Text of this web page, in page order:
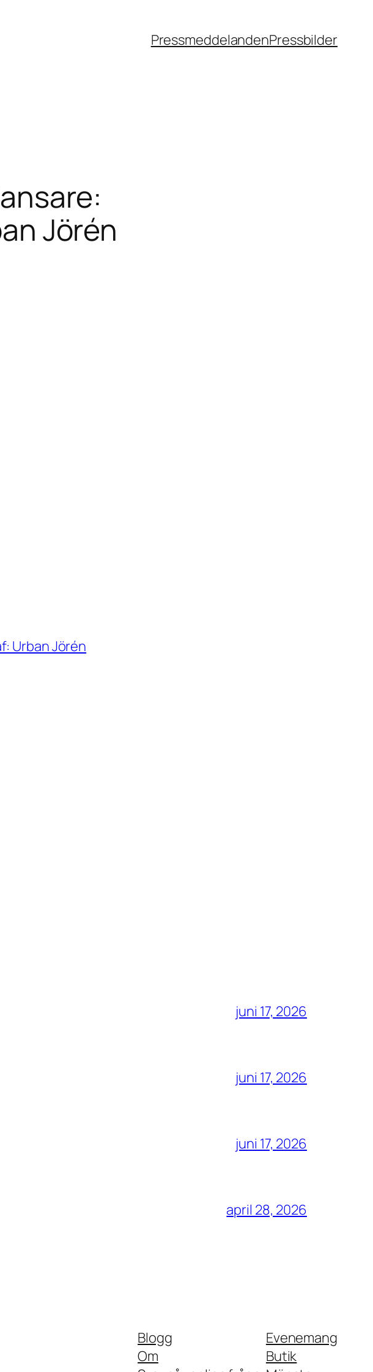
PressmeddelandenPressbilder
Jörén
Urban Jörén
juni 17, 2026
juni 17, 2026
juni 17, 2026
april 28, 2026
Blogg
Om
Evenemang
Butik